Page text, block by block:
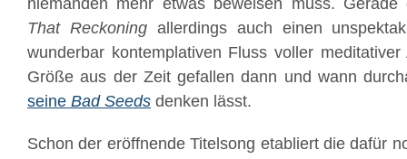
niemanden mehr etwas beweisen muss.
That Reckoningallerdings auch einen
wunderbar kontemplativen Fluss voller
Größe aus der Zeit gefallen dann und wann
seine BadSeeds denken lässt.
Schon der eröffnende Titelsong etabliert die dafür